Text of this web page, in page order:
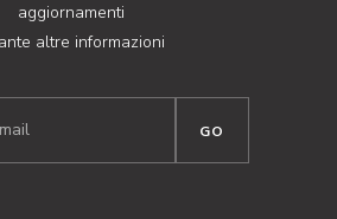
aggiornamenti
altre informazioni